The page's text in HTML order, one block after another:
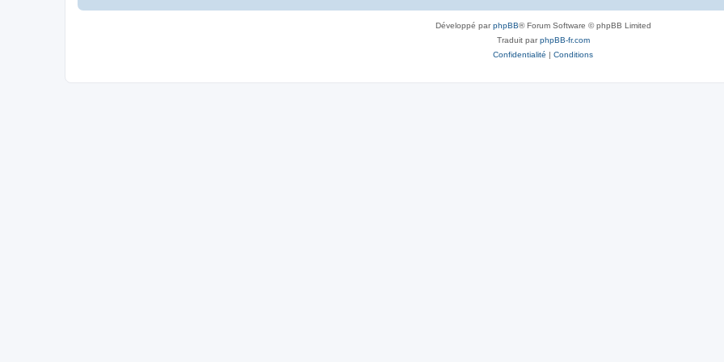
Développé parphpBB® Forum Software © phpBB Limited
Traduit parphpBB-fr.com
Confidentialité | Conditions